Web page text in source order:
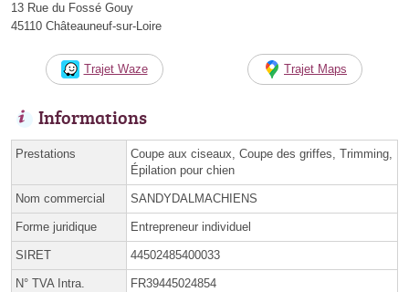
13 Rue du Fossé Gouy
45110 Châteauneuf-sur-Loire
Trajet Waze Trajet Maps
Informations
Prestations
Coupe aux ciseaux, Coupe des griffes, Trimming,
Épilation pour chien
Nom commercial SANDYDALMACHIENS
Forme juridique Entrepreneur individuel
SIRET 44502485400033
N° TVA Intra. FR39445024854